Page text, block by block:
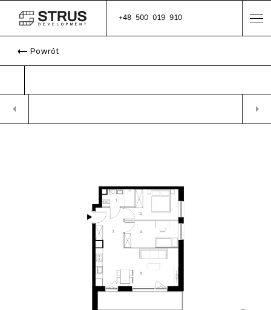
+48 500 019 910
arrow_right_alt Powrót
arrow_left arrow_right